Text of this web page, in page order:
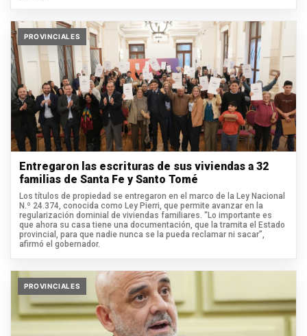
PROVINCIALES
Entregaron las escrituras de sus viviendas a 32
familias de Santa Fe y Santo Tomé
Los títulos de propiedad se entregaron en el marco de la Ley Nacional
N.º 24.374, conocida como Ley Pierri, que permite avanzar en la
regularización dominial de viviendas familiares. “Lo importante es
que ahora su casa tiene una documentación, que la tramita el Estado
provincial, para que nadie nunca se la pueda reclamar ni sacar”,
afirmó el gobernador.
PROVINCIALES